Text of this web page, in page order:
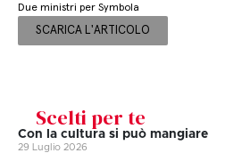
Due ministri per Symbola
SCARICA L'ARTICOLO
Scelti per te
Con la cultura si può mangiare
29 Luglio 2026